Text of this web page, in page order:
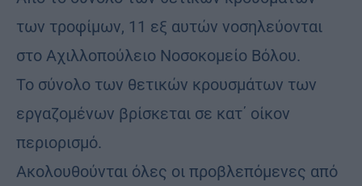
των τροφίμων, 11 εξ αυτών νοσηλεύονται
στο Αχιλλοπούλειο Νοσοκομείο Βόλου.
Το σύνολο των θετικών κρουσμάτων των
εργαζομένων βρίσκεται σε κατ΄ οίκον
περιορισμό.
Ακολουθούνται όλες οι προβλεπόμενες από